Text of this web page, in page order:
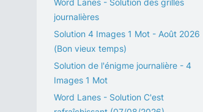
Word Lanes - Solution des grilles
journalières
Solution 4 Images 1 Mot - Août 2026
(Bon vieux temps)
Solution de l'énigme journalière - 4
Images 1 Mot
Word Lanes - Solution C'est